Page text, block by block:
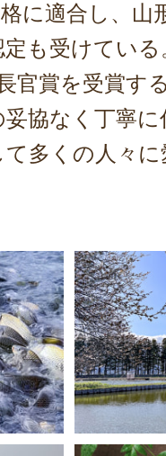
に適合し、山
も受けている
官賞を受賞す
協なく丁寧
多くの人々